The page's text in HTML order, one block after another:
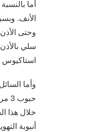
أما
الأنف.
وحتى
سلي
استاكيوس
وأما
خلال هذا
أنبوبة